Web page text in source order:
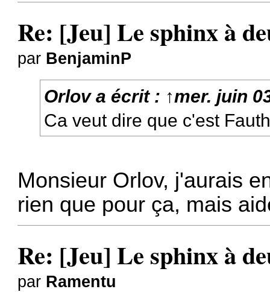
Re: [Jeu] Le sphinx à
par BenjaminP
Orlova écrit : ↑mer. juin
Ca veut dire que c'est
Monsieur Orlov, j'aurais
rien que pour ça, mais
Re: [Jeu] Le sphinx à
par Ramentu